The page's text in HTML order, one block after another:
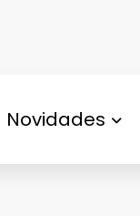
Novidades